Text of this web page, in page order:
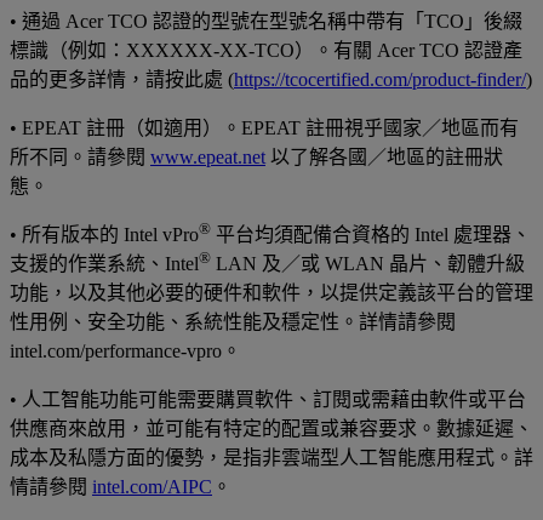
• 通過 Acer TCO 認證的型號在型號名稱中帶有「TCO」後綴
標識（例如：XXXXXX-XX-TCO）。有關 Acer TCO 認證產
品的更多詳情，請按此處 (https://tcocertified.com/product-finder/)
• EPEAT 註冊（如適用）。EPEAT 註冊視乎國家／地區而有
所不同。請參閱 www.epeat.net 以了解各國／地區的註冊狀
態。
• 所有版本的 Intel vPro® 平台均須配備合資格的 Intel 處理器、
支援的作業系統、Intel® LAN 及／或 WLAN 晶片、韌體升級
功能，以及其他必要的硬件和軟件，以提供定義該平台的管理
性用例、安全功能、系統性能及穩定性。詳情請參閱
intel.com/performance-vpro。
• 人工智能功能可能需要購買軟件、訂閱或需藉由軟件或平台
供應商來啟用，並可能有特定的配置或兼容要求。數據延遲、
成本及私隱方面的優勢，是指非雲端型人工智能應用程式。詳
情請參閱 intel.com/AIPC 。